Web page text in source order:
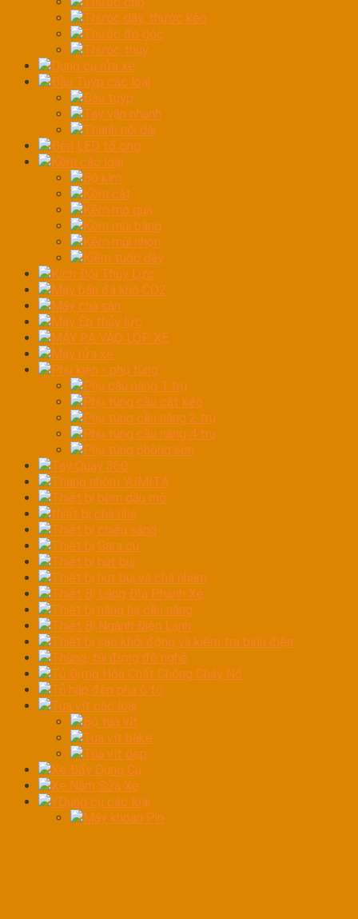
Thước dây, thước kéo
Thước đo góc
Thước thuỷ
Dụng cụ rửa xe
Đầu Tuýp các loại
Đầu tuýp
Tay vặn nhanh
Thanh nối dài
Đèn LED tổ ong
Kềm các loại
Bộ kìm
Kềm cắt
Kềm mỏ quạ
Kềm mũi bằng
Kềm mũi nhọn
Kiềm tuốc dây
Kích Đội Thủy Lực
Máy bắn đá khô CO2
Máy chà sàn
Máy Ép thủy lực
MÁY RA VÀO LỐP XE
Máy rửa xe
Phụ kiện - phụ tùng
Phụ cầu nâng 1 trụ
Phụ tùng cầu cắt kéo
Phụ tùng cầu nâng 2 trụ
Phụ tùng cầu nâng 4 trụ
Phụ tùng phòng sơn
Tay Quay 360
Thang nhôm YUMITA
Thiết bị bơm dầu mỡ
thiết bị chà nhá
Thiết bị chiếu sáng
Thiết bị Gara cũ
Thiết bị hút bụi
Thiết bị hút bụi và chà nhám
Thiết Bị Láng Đĩa Phanh Xe
Thiết bị nâng hạ cầu nâng
Thiết Bị Ngành Điện Lạnh
Thiết bị sạc khởi động và kiểm tra bình điện
Thùng, túi đựng đồ nghề
Tủ Đựng Hóa Chất Chống Cháy Nổ
Tủ hấp đèn pha ô tô
Tua vít các loại
Bộ tua vít
Tua vít bake
Tua vít dẹp
Xe Đẩy Dụng Cụ
Xe Nằm Sửa Xe
YDụng cụ các loại
Máy khoan Pin